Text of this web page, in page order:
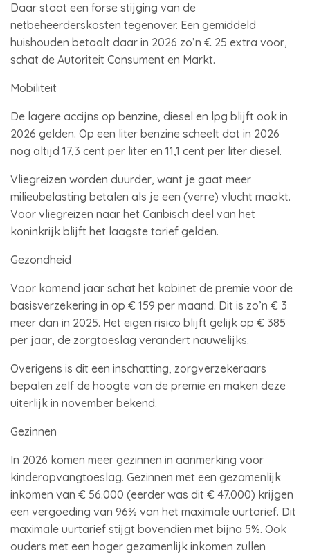
Daar staat een forse stijging van de
netbeheerderskosten tegenover. Een gemiddeld
huishouden betaalt daar in 2026 zo’n € 25 extra voor,
schat de Autoriteit Consument en Markt.
Mobiliteit
De lagere accijns op benzine, diesel en lpg blijft ook in
2026 gelden. Op een liter benzine scheelt dat in 2026
nog altijd 17,3 cent per liter en 11,1 cent per liter diesel.
Vliegreizen worden duurder, want je gaat meer
milieubelasting betalen als je een (verre) vlucht maakt.
Voor vliegreizen naar het Caribisch deel van het
koninkrijk blijft het laagste tarief gelden.
Gezondheid
Voor komend jaar schat het kabinet de premie voor de
basisverzekering in op € 159 per maand. Dit is zo’n € 3
meer dan in 2025. Het eigen risico blijft gelijk op € 385
per jaar, de zorgtoeslag verandert nauwelijks.
Overigens is dit een inschatting, zorgverzekeraars
bepalen zelf de hoogte van de premie en maken deze
uiterlijk in november bekend.
Gezinnen
In 2026 komen meer gezinnen in aanmerking voor
kinderopvangtoeslag. Gezinnen met een gezamenlijk
inkomen van € 56.000 (eerder was dit € 47.000) krijgen
een vergoeding van 96% van het maximale uurtarief. Dit
maximale uurtarief stijgt bovendien met bijna 5%. Ook
ouders met een hoger gezamenlijk inkomen zullen